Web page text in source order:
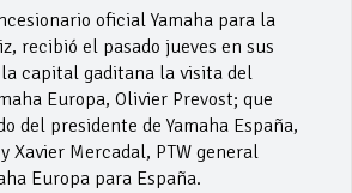
oficial Yamaha para la
recibió el pasado jueves en sus
capital gaditana la visita del
Europa, Olivier Prevost; que
del presidente de Yamaha España,
Xavier Mercadal, PTW general
Europa para España.